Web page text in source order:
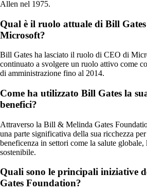
Allen nel 1975.
Qual è il ruolo attuale di Bill
Microsoft?
Bill Gates ha lasciato il ruolo di CEO di
continuato a svolgere un ruolo attivo come
di amministrazione fino al 2014.
Come ha utilizzato Bill Gates la
benefici?
Attraverso la Bill & Melinda Gates
una parte significativa della sua ricchezza
beneficenza in settori come la salute
sostenibile.
Quali sono le principali iniziative
Gates Foundation?